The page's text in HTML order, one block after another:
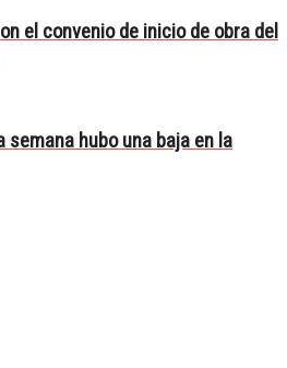
el convenio de inicio de obra del
semana hubo una baja en la